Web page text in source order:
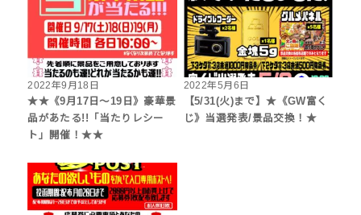
2022年9月18日
★★《9月17日～19日》豪華景
品があたる!!「当たりレシー
ト」開催！★★
2022年5月6日
【5/31(火)まで】★《GW富く
じ》当選発表/景品交換！★